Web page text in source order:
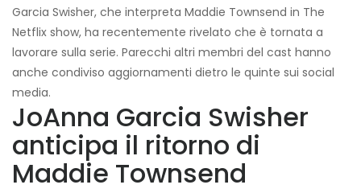
Garcia Swisher, che interpreta Maddie Townsend in The
Netflix show, ha recentemente rivelato che è tornata a
lavorare sulla serie. Parecchi altri membri del cast hanno
anche condiviso aggiornamenti dietro le quinte sui social
media.
JoAnna Garcia Swisher
anticipa il ritorno di
Maddie Townsend